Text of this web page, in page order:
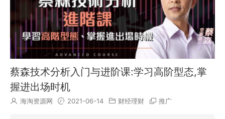
蔡森技术分析入门与进阶课:学习高阶型态,掌
握进出场时机
海淘资源网 2021-06-14 财经理财 推广